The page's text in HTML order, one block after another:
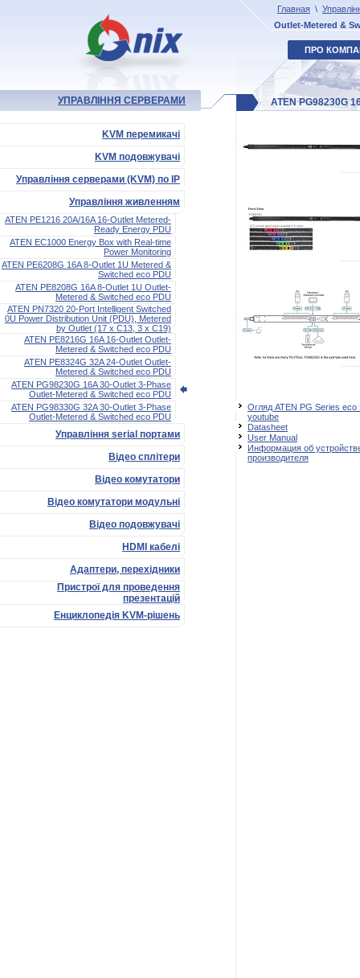
Главная \
Outlet-Metered &
ПРО
ATEN PG98230G
УПРАВЛІННЯ СЕРВЕРАМИ
KVM перемикачі
KVM подовжувачі
Управління серверами (KVM) по IP
Управління живленням
ATEN PE1216 20A/16A 16-Outlet Metered-
Ready Energy PDU
ATEN EC1000 Energy Box with Real-time
Power Monitoring
ATEN PE6208G 16A 8-Outlet 1U Metered &
Switched eco PDU
ATEN PE8208G 16A 8-Outlet 1U Outlet-
Metered & Switched eco PDU
ATEN PN7320 20-Port Intelligent Switched
0U Power Distribution Unit (PDU), Metered
by Outlet (17 x C13, 3 x C19)
ATEN PE8216G 16A 16-Outlet Outlet-
Metered & Switched eco PDU
ATEN PE8324G 32A 24-Outlet Outlet-
Metered & Switched eco PDU
ATEN PG98230G 16A 30-Outlet 3-Phase
Outlet-Metered & Switched eco PDU
ATEN PG98330G 32A 30-Outlet 3-Phase
Outlet-Metered & Switched eco PDU
Управління serial портами
Відео сплітери
Відео комутатори
Відео комутатори модульні
Відео подовжувачі
HDMI кабелі
Адаптери, перехідники
Пристрої для проведення
презентацій
Енциклопедія KVM-рішень
Огляд ATEN PG Series eco
youtube
Datasheet
User Manual
Информация об
производителя